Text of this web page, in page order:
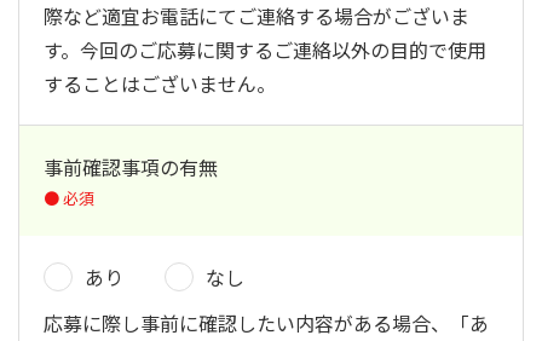
際など適宜お電話にてご連絡する場合がございま
す。今回のご応募に関するご連絡以外の目的で使用
することはございません。
事前確認事項の有無
あり
なし
応募に際し事前に確認したい内容がある場合、「あ